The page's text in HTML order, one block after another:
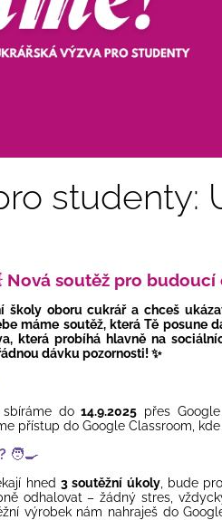
studenty:
Nová soutěž pro budoucí
školy oboru cukrář achceš
máme soutěž, která Tě posune
která probíhá hlavně na
dávku pozornosti! ✨
sbíráme do14.9.2025 přes
přístup do Google Classroom,
🧑‍🍳
hned 3 soutěžní úkoly, bude
odhalovat – žádný stres,
výrobek nám nahraješ do